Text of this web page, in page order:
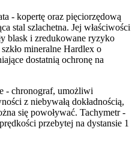
- kopertę oraz pięciorzędową
stal szlachetna. Jej właściwości
blask i zredukowane ryzyko
mineralne Hardlex o
dostatnią ochronę na
- chronograf, umożliwi
z niebywałą dokładnością,
się powoływać. Tachymetr -
przebytej na dystansie 1